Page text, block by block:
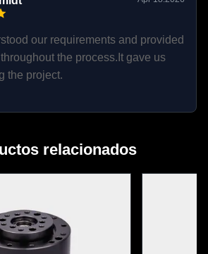
our requirements and provided
the process.It gave us
the project.
relacionados